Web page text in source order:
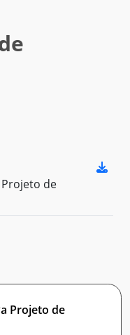
Projeto de
Projeto de